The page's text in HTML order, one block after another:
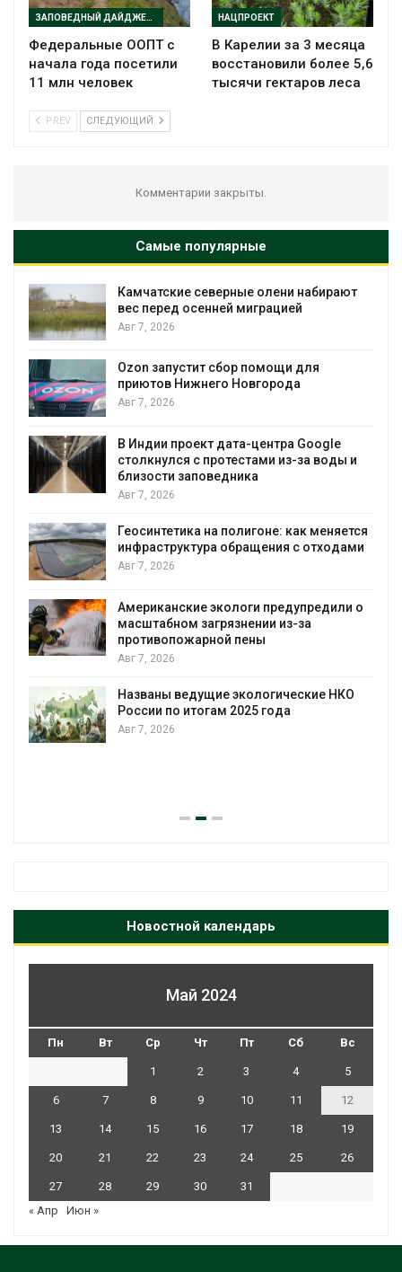
ЗАПОВЕДНЫЙ ДАЙДЖЕСТ
Федеральные ООПТ с
начала года посетили
11 млн человек
НАЦПРОЕКТ
В Карелии за 3 месяца
восстановили более 5,6
тысячи гектаров леса
PREV СЛЕДУЮЩИЙ
Комментарии закрыты.
Самые популярные
Камчатские северные олени набирают
вес перед осенней миграцией
Авг 7, 2026
Ozon запустит сбор помощи для
приютов Нижнего Новгорода
Авг 7, 2026
В Индии проект дата-центра Google
столкнулся с протестами из-за воды и
близости заповедника
Авг 7, 2026
Геосинтетика на полигоне: как меняется
инфраструктура обращения с отходами
Авг 7, 2026
Американские экологи предупредили о
масштабном загрязнении из-за
противопожарной пены
Авг 7, 2026
Названы ведущие экологические НКО
России по итогам 2025 года
Авг 7, 2026
Новостной календарь
Май 2024
Пн Вт Ср Чт Пт Сб Вс
1 2 3 4 5
6 7 8 9 10 11 12
13 14 15 16 17 18 19
20 21 22 23 24 25 26
27 28 29 30
31
« Апр
Июн »